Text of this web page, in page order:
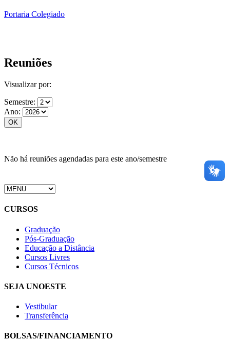
Portaria Colegiado
Reuniões
Visualizar por:
Semestre:
Ano:
Não há reuniões agendadas para este ano/semestre
CURSOS
Graduação
Pós-Graduação
Educação a Distância
Cursos Livres
Cursos Técnicos
SEJA UNOESTE
Vestibular
Transferência
BOLSAS/FINANCIAMENTO